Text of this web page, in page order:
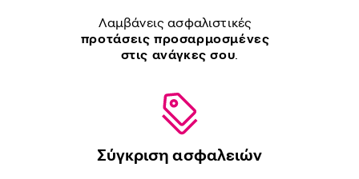
Λαμβάνεις ασφαλιστικές
προτάσεις προσαρμοσμένες
στις ανάγκες σου.
Σύγκριση ασφαλειών